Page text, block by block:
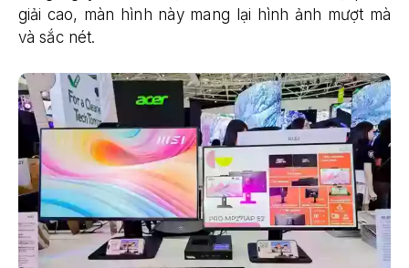
giải cao, màn hình này mang lại hình ảnh mượt mà
và sắc nét.